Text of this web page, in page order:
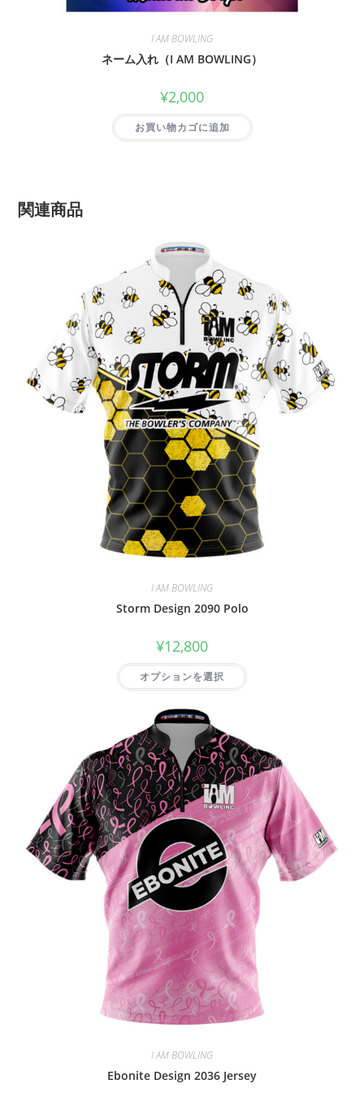
I AM BOWLING
ネーム入れ（I AM BOWLING）
¥2,000
お買い物カゴに追加
関連商品
I AM BOWLING
Storm Design 2090 Polo
¥12,800
オプションを選択
I AM BOWLING
Ebonite Design 2036 Jersey